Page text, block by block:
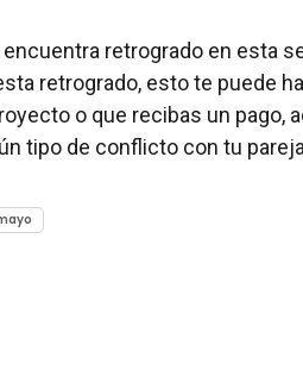
retrogrado en esta
retrogrado, esto te puede
o que recibas un pago,
tipo de conflicto con tu